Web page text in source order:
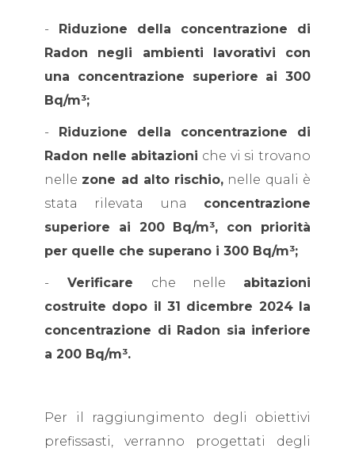
- Riduzione della concentrazione di
Radon negli ambienti lavorativi con
una concentrazione superiore ai 300
Bq/m³;
- Riduzione della concentrazione di
Radon nelle abitazioni che vi si trovano
nelle zone ad alto rischio, nelle quali è
stata rilevata una concentrazione
superiore ai 200 Bq/m³, con priorità
per quelle che superano i 300 Bq/m³;
- Verificare che nelle abitazioni
costruite dopo il 31 dicembre 2024 la
concentrazione di Radon sia inferiore
a 200 Bq/m³.
Per il raggiungimento degli obiettivi
prefissasti, verranno progettati degli